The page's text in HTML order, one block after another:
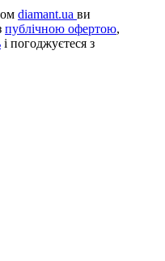
diamant.ua ви
публічною офертою,
і погоджуєтеся з